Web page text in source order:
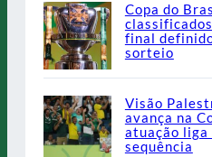
Copa do
final
sorteio
Visão
avança na
atuação
sequência